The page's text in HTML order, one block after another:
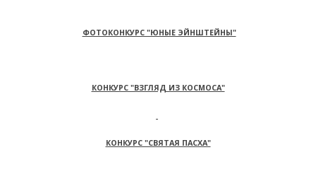
ФОТОКОНКУРС "ЮНЫЕ ЭЙНШТЕЙНЫ"
КОНКУРС "ВЗГЛЯД ИЗ КОСМОСА"
КОНКУРС "СВЯТАЯ ПАСХА"